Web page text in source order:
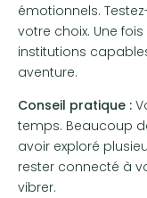
émotionnels.
votre choix. Une
institutions
aventure.
Conseil pratique :
temps. Beaucoup
avoir exploré
rester connecté à
vibrer.